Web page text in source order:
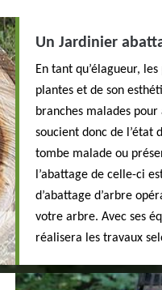
Un Jardinier
En tant qu’élagueur,
plantes et de son
branches malades
soucient donc de l’état
tombe malade ou
l’abattage de celle-ci
d’abattage d’arbre
votre arbre. Avec ses
réalisera les travaux